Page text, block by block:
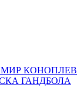
КОНОПЛЕВ
ГАНДБОЛА